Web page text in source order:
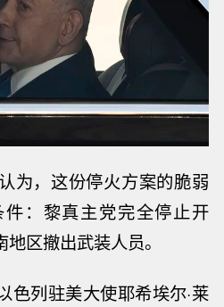
为，这份停火方案的脆弱
：黎真主党完全停止开
区撤出武装人员。
色列驻美大使耶希埃尔·莱